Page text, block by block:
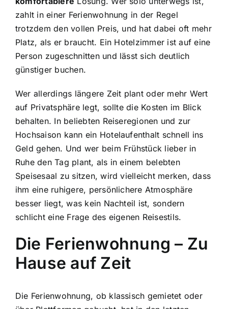
zahlt in einer Ferienwohnung in der Regel
trotzdem den vollen Preis, und hat dabei oft mehr
Platz, als er braucht. Ein Hotelzimmer ist auf eine
Person zugeschnitten und lässt sich deutlich
günstiger buchen.
Wer allerdings längere Zeit plant oder mehr Wert
auf Privatsphäre legt, sollte die Kosten im Blick
behalten. In beliebten Reiseregionen und zur
Hochsaison kann ein Hotelaufenthalt schnell ins
Geld gehen. Und wer beim Frühstück lieber in
Ruhe den Tag plant, als in einem belebten
Speisesaal zu sitzen, wird vielleicht merken, dass
ihm eine ruhigere, persönlichere Atmosphäre
besser liegt, was kein Nachteil ist, sondern
schlicht eine Frage des eigenen Reisestils.
Die Ferienwohnung – Zu
Hause auf Zeit
Die Ferienwohnung, ob klassisch gemietet oder